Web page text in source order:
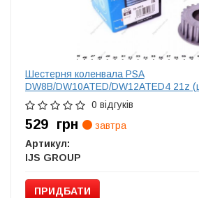
Шестерня коленвала PSA
DW8B/DW10ATED/DW12ATED4 21z
0 відгуків
529 грн
завтра
Артикул:
IJS GROUP
ПРИДБАТИ